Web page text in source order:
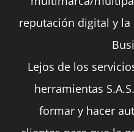
de
reputación digital y
Lejos de los
herramientas
formar y hacer